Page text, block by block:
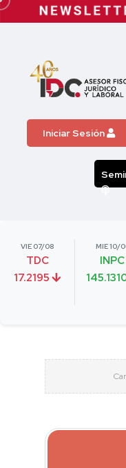
Iniciar Sesión
VIE 07/08
TDC
17.2195
MIE 10/
INPC